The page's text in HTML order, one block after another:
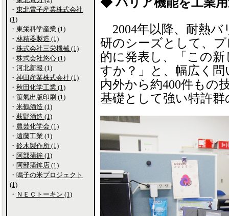
2004年以降、耐熱バ
研のシーズとして、
的に発表し、「この
すか？」と、幅広く
内外から約400件もの
基礎として強い特許
・ 東北電子産業株式会社
(1)
・ 東栄科学産業 (1)
・ 林精器製造 (1)
・ 株式会社三栄機械 (1)
・ 株式会社悠心 (1)
・ 河北新報 (1)
・ 神田産業株式会社 (1)
・ 秋田化学工業 (1)
・ 笹氣出版印刷 (1)
・ 米鶴酒造 (1)
・ 萩野酒造 (1)
・ 農芸化学会 (1)
・ 遠藤工業 (1)
・ 鈴木製作所 (1)
・ 阿部蒲鉾 (1)
・ 阿部蒲鉾店 (1)
・ 鳴子の米プロジェクト
(1)
・ ＮＥＣトーキン (1)